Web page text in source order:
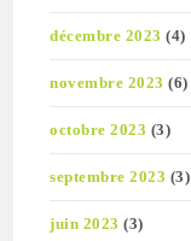
décembre 2023 (4)
novembre 2023 (6)
octobre 2023 (3)
septembre 2023 (3)
juin 2023 (3)